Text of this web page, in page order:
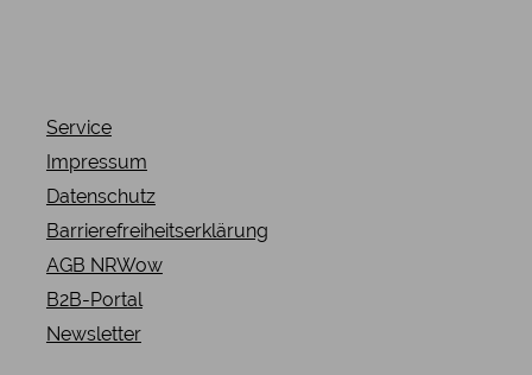
Service
Impressum
Datenschutz
Barrierefreiheitserklärung
AGB NRWow
B2B-Portal
Newsletter